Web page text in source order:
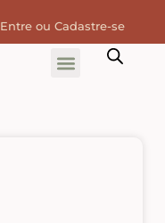
Entre ou Cadastre-se